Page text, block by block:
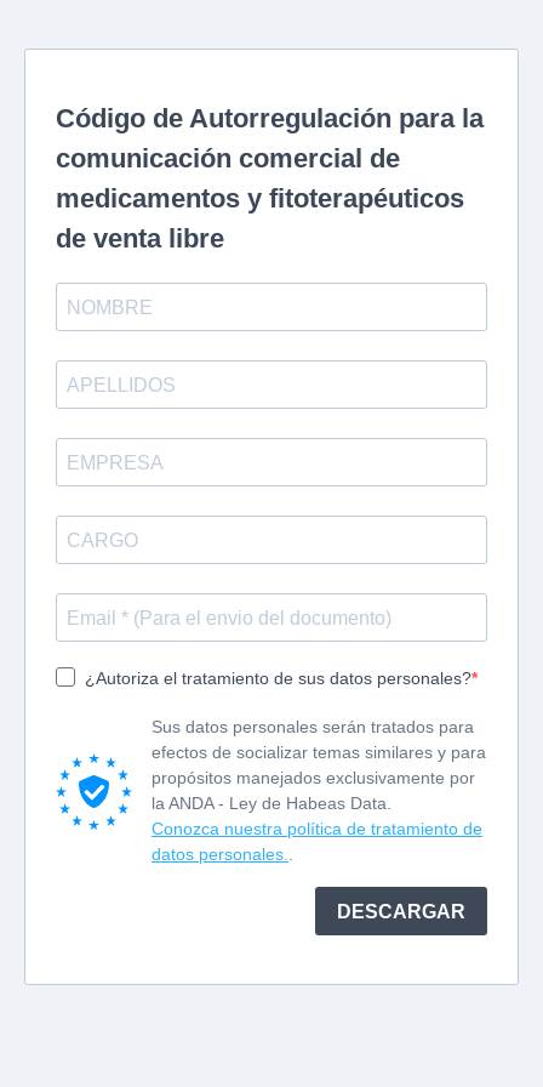
Código de Autorregulación para la
comunicación comercial de
medicamentos y fitoterapéuticos
de venta libre
¿Autoriza el tratamiento de sus datos personales?
Sus datos personales serán tratados para
efectos de socializar temas similares y para
propósitos manejados exclusivamente por
la ANDA - Ley de Habeas Data.
Conozca nuestra política de tratamiento de
datos personales.
DESCARGAR